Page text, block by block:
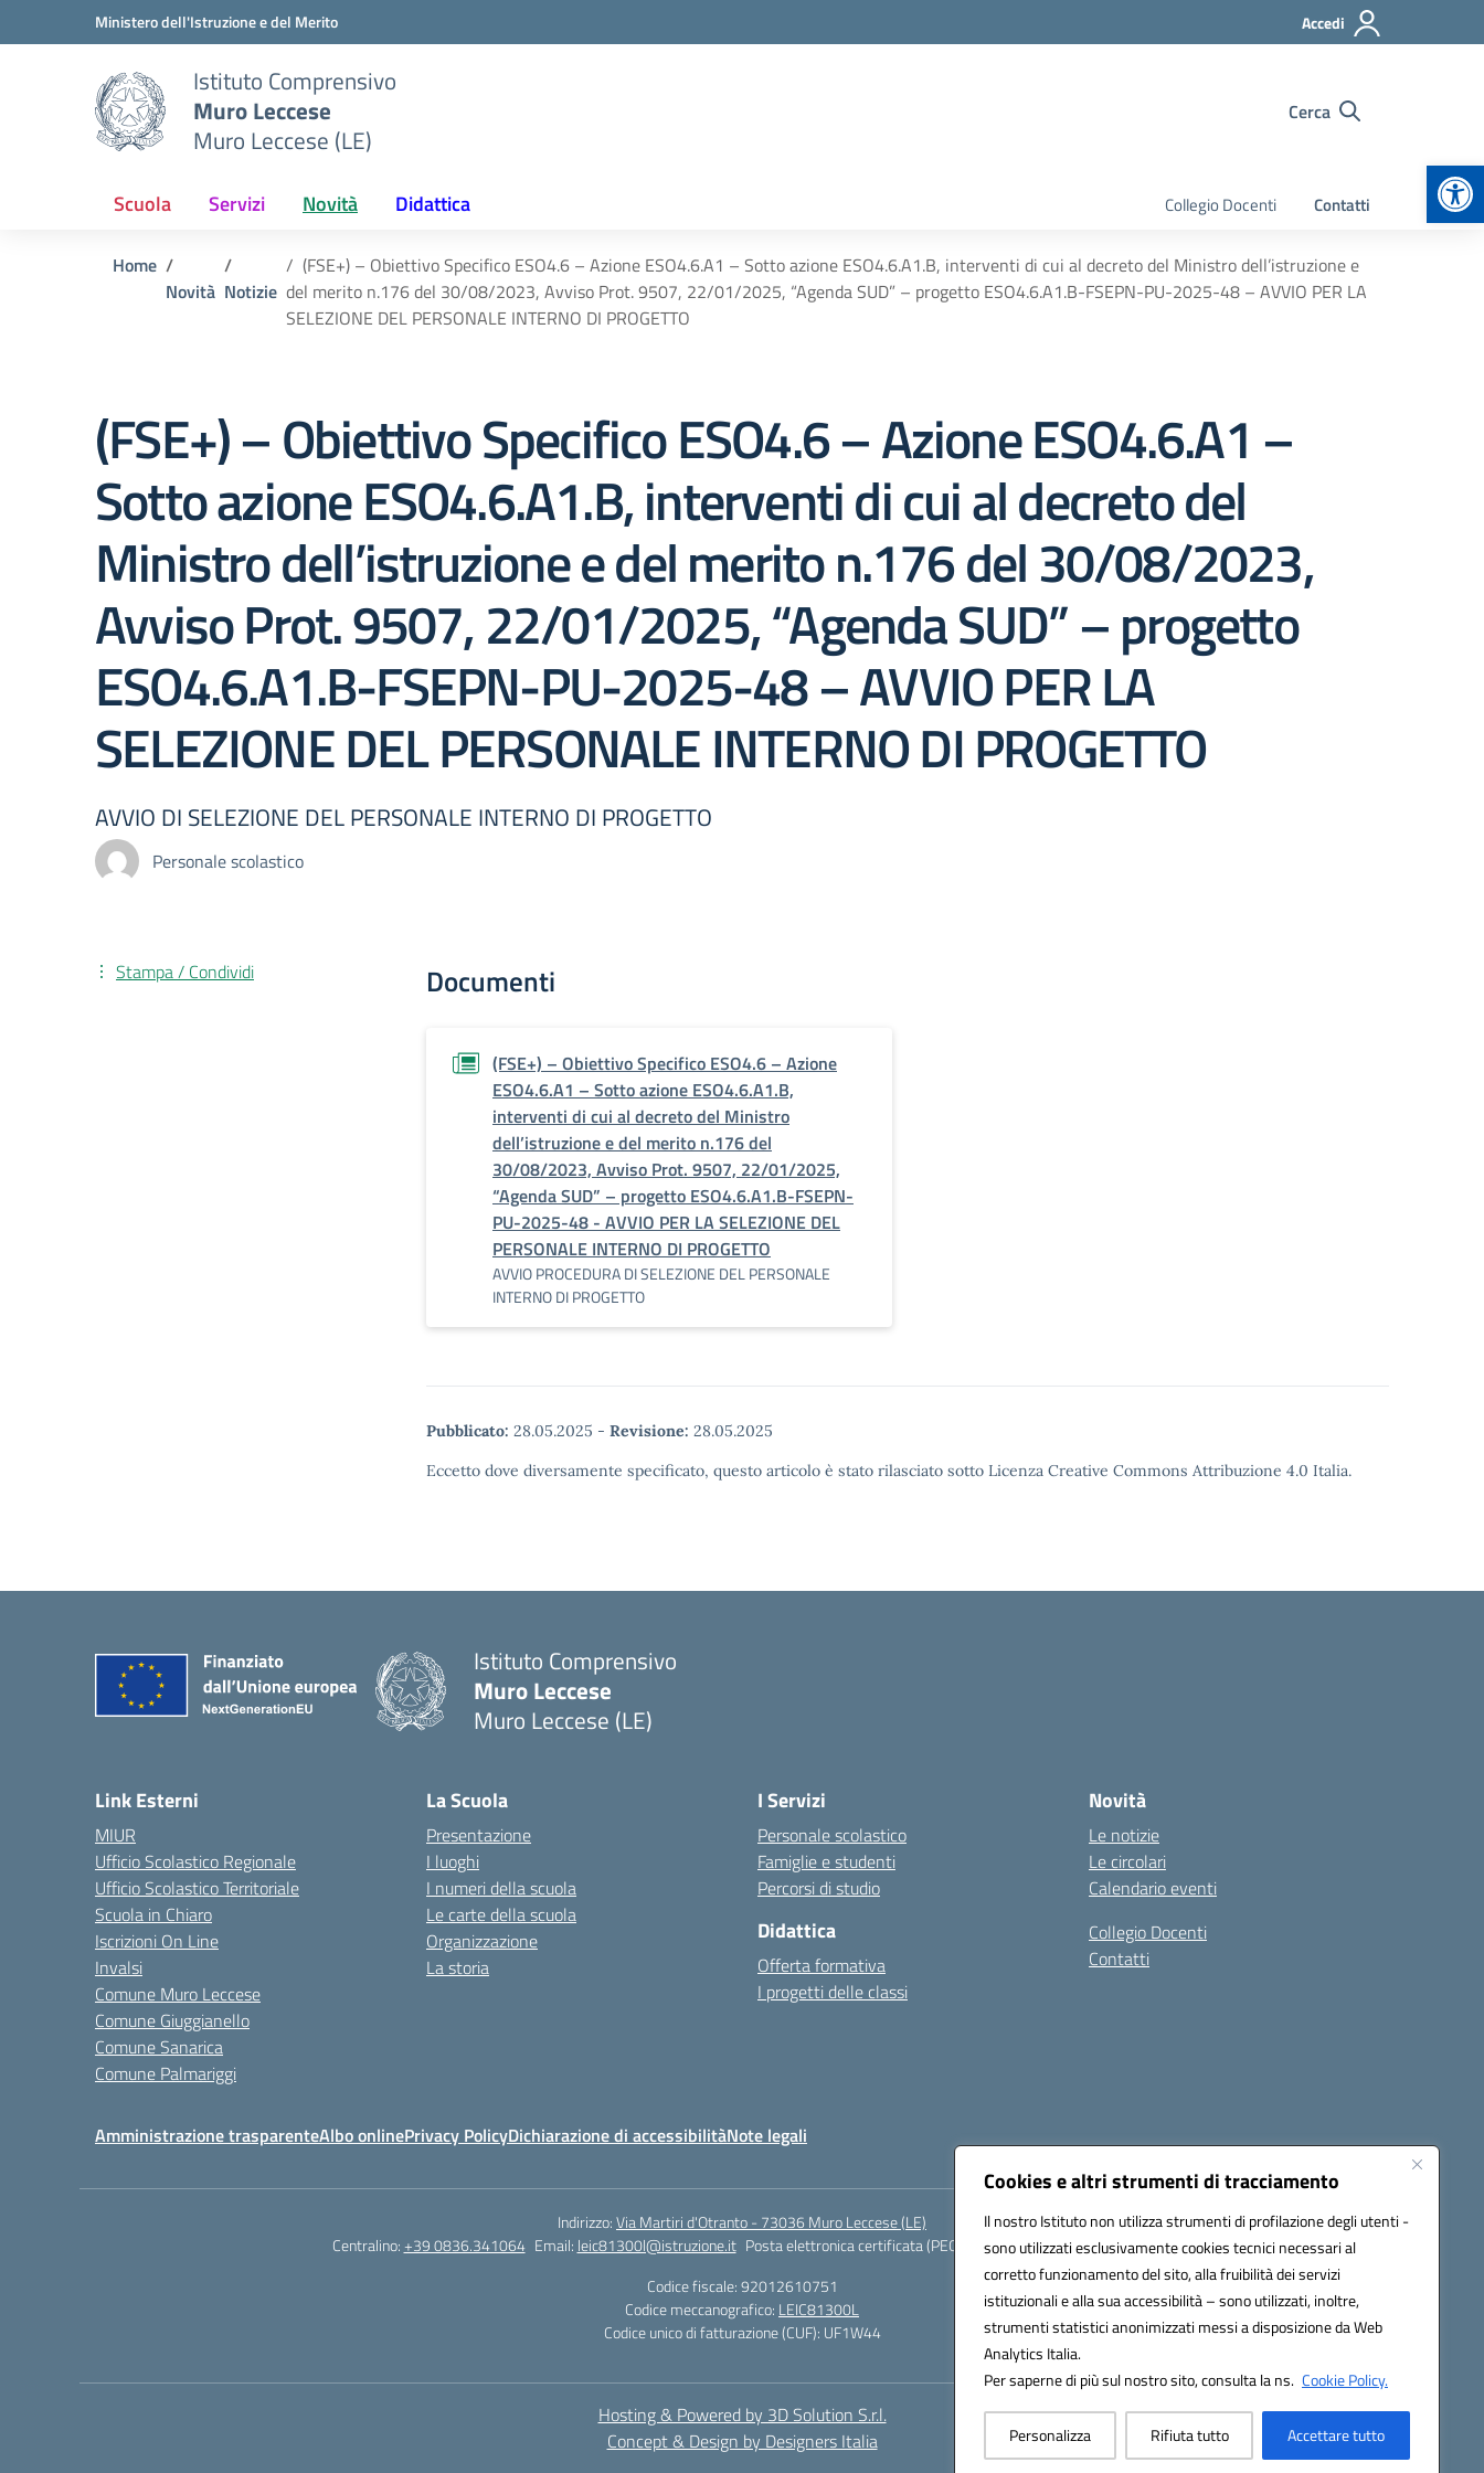
Cookies e altri strumenti di tracciamento
Il nostro Istituto non utilizza strumenti di profilazione degli utenti -
sono utilizzati esclusivamente cookies tecnici necessari al
corretto funzionamento del sito, alla fruibilità dei servizi
istituzionali e alla sua accessibilità – sono utilizzati, inoltre,
strumenti statistici anonimizzati messi a disposizione da Web
Analytics Italia.
Per saperne di più sul nostro sito, consulta la ns. Cookie Policy.
Personalizza Rifiuta tutto Accettare tutto
Vai ai contenuti
Vai al menu di navigazioneMinistero dell'Istruzione e del Merito Accedi
Istituto Comprensivo
Muro Leccese
Muro Leccese (LE)
Cerca
Scuola Servizi Novità Didattica Collegio Docenti Contatti
Home
Novità Notizie
(FSE+) – Obiettivo Specifico ESO4.6 – Azione ESO4.6.A1 – Sotto azione ESO4.6.A1.B, interventi di cui al decreto del Ministro dell’istruzione e
del merito n.176 del 30/08/2023, Avviso Prot. 9507, 22/01/2025, “Agenda SUD” – progetto ESO4.6.A1.B-FSEPN-PU-2025-48 – AVVIO PER LA
SELEZIONE DEL PERSONALE INTERNO DI PROGETTO
(FSE+) – Obiettivo Specifico ESO4.6 – Azione ESO4.6.A1 –
Sotto azione ESO4.6.A1.B, interventi di cui al decreto del
Ministro dell’istruzione e del merito n.176 del 30/08/2023,
Avviso Prot. 9507, 22/01/2025, “Agenda SUD” – progetto
ESO4.6.A1.B-FSEPN-PU-2025-48 – AVVIO PER LA
SELEZIONE DEL PERSONALE INTERNO DI PROGETTO
AVVIO DI SELEZIONE DEL PERSONALE INTERNO DI PROGETTO
Personale scolastico
Documenti
(FSE+) – Obiettivo Specifico ESO4.6 – Azione
ESO4.6.A1 – Sotto azione ESO4.6.A1.B,
interventi di cui al decreto del Ministro
dell’istruzione e del merito n.176 del
30/08/2023, Avviso Prot. 9507, 22/01/2025,
“Agenda SUD” – progetto ESO4.6.A1.B-FSEPN-
PU-2025-48 - AVVIO PER LA SELEZIONE DEL
PERSONALE INTERNO DI PROGETTO
AVVIO PROCEDURA DI SELEZIONE DEL PERSONALE
INTERNO DI PROGETTO
Pubblicato: 28.05.2025 - Revisione: 28.05.2025
Eccetto dove diversamente specificato, questo articolo è stato rilasciato sotto Licenza Creative Commons Attribuzione 4.0 Italia.
Stampa / Condividi
Istituto Comprensivo
Muro Leccese
Muro Leccese (LE)
Link Esterni
MIUR
Ufficio Scolastico Regionale
Ufficio Scolastico Territoriale
Scuola in Chiaro
Iscrizioni On Line
Invalsi
Comune Muro Leccese
Comune Giuggianello
Comune Sanarica
Comune Palmariggi
La Scuola
Presentazione
I luoghi
I numeri della scuola
Le carte della scuola
Organizzazione
La storia
I Servizi
Personale scolastico
Famiglie e studenti
Percorsi di studio
Didattica
Offerta formativa
I progetti delle classi
Novità
Le notizie
Le circolari
Calendario eventi
Collegio Docenti
Contatti
Amministrazione trasparenteAlbo onlinePrivacy PolicyDichiarazione di accessibilitàNote legali
Indirizzo:Via Martiri d'Otranto - 73036 Muro Leccese (LE)
Centralino:+39 0836.341064 Email: leic81300l@istruzione.it Posta elettronica certificata (PEC):
leic81300l@pec.istruzione.it
Codice fiscale: 92012610751
Codice meccanografico: LEIC81300L
Codice unico di fatturazione (CUF): UF1W44
Hosting & Powered by 3D Solution S.r.l.
Concept & Design by Designers Italia